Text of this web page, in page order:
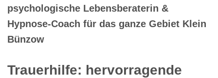
psychologische Lebensberaterin &
Hypnose-Coach für das ganze Gebiet Klein
Bünzow
Trauerhilfe: hervorragende